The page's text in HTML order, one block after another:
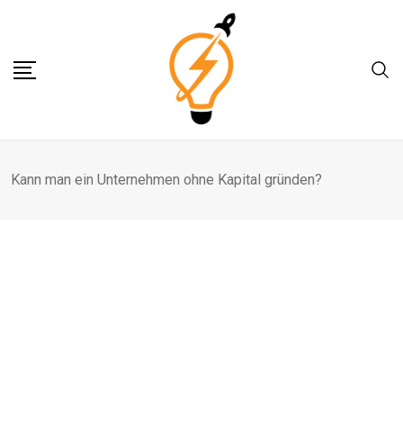
content
Kann man ein Unternehmen ohne Kapital gründen?